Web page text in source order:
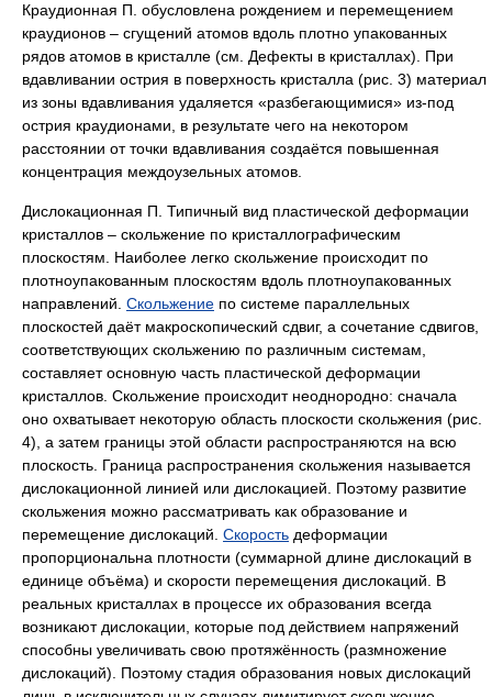
Краудионная П. обусловлена рождением и перемещением
краудионов ‒ сгущений атомов вдоль плотно упакованных
рядов атомов в кристалле (см. Дефекты в кристаллах)
При
вдавливании острия в поверхность кристалла (рис. 3) материал
из зоны вдавливания удаляется «разбегающимися» из-под
острия краудионами, в результате чего на некотором
расстоянии от точки вдавливания создаётся повышенная
концентрация междоузельных атомов.
Дислокационная П. Типичный вид пластической деформации
кристаллов ‒ скольжение по кристаллографическим
плоскостям. Наиболее легко скольжение происходит по
плотноупакованным плоскостям вдоль плотноупакованных
направлений. Скольжение по системе параллельных
плоскостей даёт макроскопический сдвиг, а сочетание сдвигов,
соответствующих скольжению по различным системам,
составляет основную часть пластической деформации
кристаллов. Скольжение происходит неоднородно: сначала
оно охватывает некоторую область плоскости скольжения (рис.
4), а затем границы этой области распространяются на всю
плоскость. Граница распространения скольжения называется
дислокационной линией или дислокацией
Поэтому развитие
скольжения можно рассматривать как образование и
перемещение дислокаций. Скорость деформации
пропорциональна плотности (суммарной длине дислокаций в
единице объёма) и скорости перемещения дислокаций. В
реальных кристаллах в процессе их образования всегда
возникают дислокации, которые под действием напряжений
способны увеличивать свою протяжённость (размножение
дислокаций). Поэтому стадия образования новых дислокаций